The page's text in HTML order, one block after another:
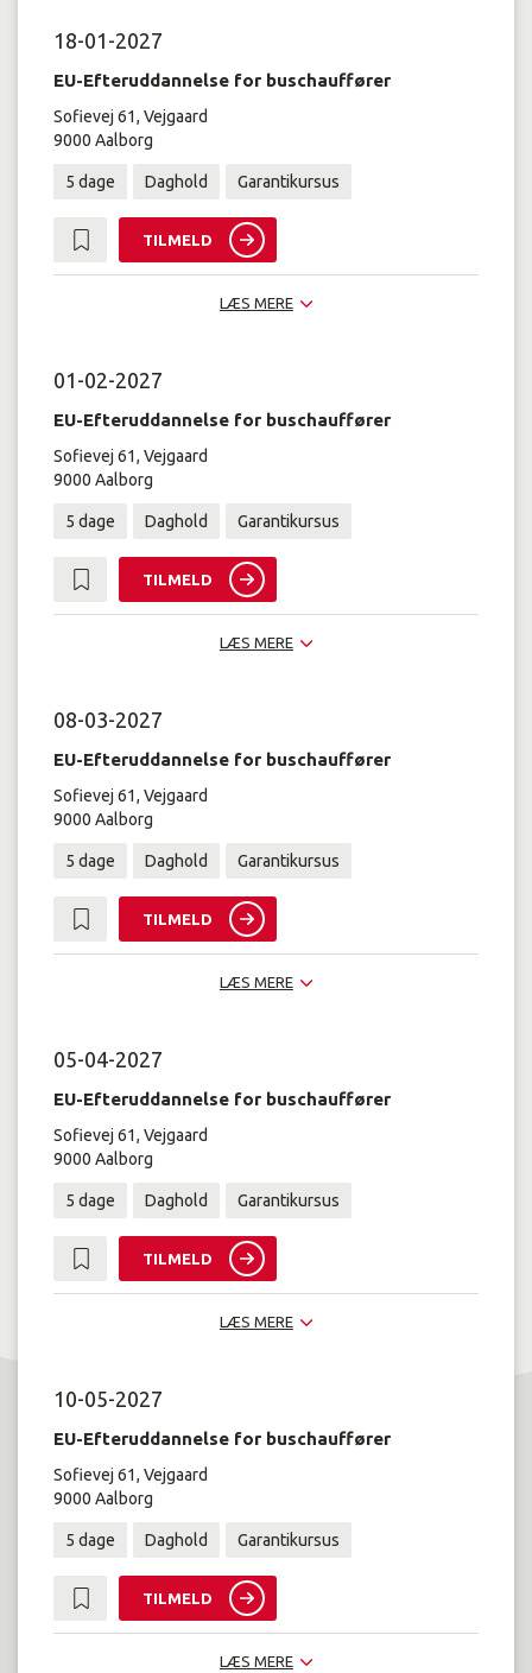
18-01-2027
EU-Efteruddannelse for buschauffører
Sofievej 61, Vejgaard
9000 Aalborg
5 dage Daghold Garantikursus
TILMELD
LÆS MERE
01-02-2027
EU-Efteruddannelse for buschauffører
Sofievej 61, Vejgaard
9000 Aalborg
5 dage Daghold Garantikursus
TILMELD
LÆS MERE
08-03-2027
EU-Efteruddannelse for buschauffører
Sofievej 61, Vejgaard
9000 Aalborg
5 dage Daghold Garantikursus
TILMELD
LÆS MERE
05-04-2027
EU-Efteruddannelse for buschauffører
Sofievej 61, Vejgaard
9000 Aalborg
5 dage Daghold Garantikursus
TILMELD
LÆS MERE
10-05-2027
EU-Efteruddannelse for buschauffører
Sofievej 61, Vejgaard
9000 Aalborg
5 dage Daghold Garantikursus
TILMELD
LÆS MERE